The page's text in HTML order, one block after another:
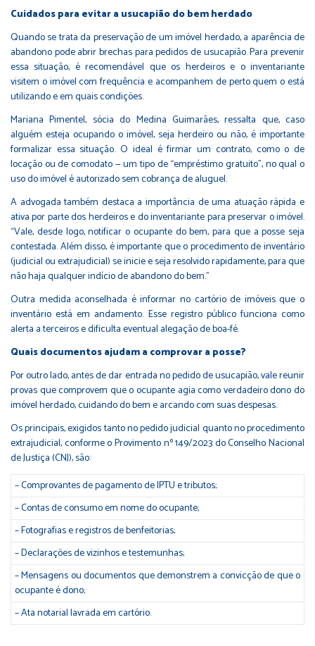
Cuidados para evitar a usucapião do bem herdado
Quando se trata da preservação de um imóvel herdado, a aparência de
abandono pode abrir brechas para pedidos de usucapião. Para prevenir
essa situação, é recomendável que os herdeiros e o inventariante
visitem o imóvel com frequência e acompanhem de perto quem o está
utilizando e em quais condições.
Mariana Pimentel, sócia do Medina Guimarães, ressalta que, caso
alguém esteja ocupando o imóvel, seja herdeiro ou não, é importante
formalizar essa situação. O ideal é firmar um contrato, como o de
locação ou de comodato — um tipo de “empréstimo gratuito”, no qual o
uso do imóvel é autorizado semcobrança de aluguel.
A advogada também destaca a importância de uma atuação rápida e
ativa por parte dos herdeiros e do inventariante para preservar o imóvel.
“Vale, desde logo, notificar o ocupante do bem, para que a posse seja
contestada. Além disso, é importante que o procedimento de inventário
(judicial ou extrajudicial) se inicie e seja resolvido rapidamente, para que
não haja qualquer indício de abandono do bem.”
Outra medida aconselhada é informar no cartório de imóveisque o
inventário está em andamento. Esse registro público funciona como
alerta a terceiros e dificulta eventual alegação de boa-fé.
Quais documentos ajudam a comprovar a posse?
Por outro lado, antes de dar entrada no pedido de usucapião, vale reunir
provas que comprovem que o ocupante agia como verdadeiro dono do
imóvel herdado, cuidando do bem e arcando com suas despesas.
Os principais, exigidos tanto no pedido judicial quanto no procedimento
extrajudicial, conforme o Provimento nº 149/2023 do Conselho Nacional
de Justiça (CNJ), são:
– Comprovantes de pagamento de IPTU e tributos;
– Contas de consumo em nome do ocupante;
– Fotografias e registros de benfeitorias;
– Declarações de vizinhos e testemunhas;
– Mensagens ou documentos que demonstrem a convicção de que o
ocupante é dono;
– Ata notarial lavrada em cartório.